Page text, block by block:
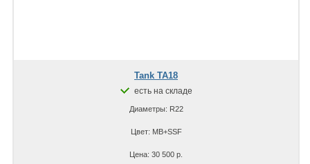
Tank TA18
есть на складе
Диаметры: R22
Цвет: MB+SSF
Цена: 30 500 р.